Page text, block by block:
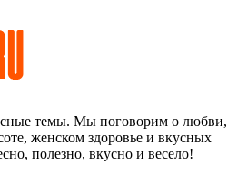
темы. Мы поговорим о любви,
женском здоровье и вкусных
полезно, вкусно и весело!